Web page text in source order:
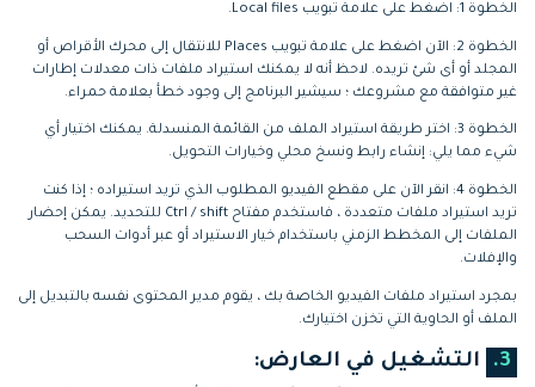
الخطوة 1: اضغط على علامة تبويب Local files.
الخطوة 2: الآن اضغط على علامة تبويب Places للانتقال إلى محرك الأقراص أو
المجلد أو أى شئ تريده. لاحظ أنه لا يمكنك استيراد ملفات ذات معدلات إطارات
غير متوافقة مع مشروعك ؛ سيشير البرنامج إلى وجود خطأ بعلامة حمراء.
الخطوة 3: اختر طريقة استيراد الملف من القائمة المنسدلة. يمكنك اختيار أي
شيء مما يلي: إنشاء رابط ونسخ محلي وخيارات التحويل.
الخطوة 4: انقر الآن على مقطع الفيديو المطلوب الذي تريد استيراده ؛ إذا كنت
تريد استيراد ملفات متعددة ، فاستخدم مفتاح Ctrl / shift للتحديد. يمكن إحضار
الملفات إلى المخطط الزمني باستخدام خيار الاستيراد أو عبر أدوات السحب
والإفلات.
بمجرد استيراد ملفات الفيديو الخاصة بك ، يقوم مدير المحتوى نفسه بالتبديل إلى
الملف أو الحاوية التي تخزن اختيارك.
3. التشغيل في العارض: